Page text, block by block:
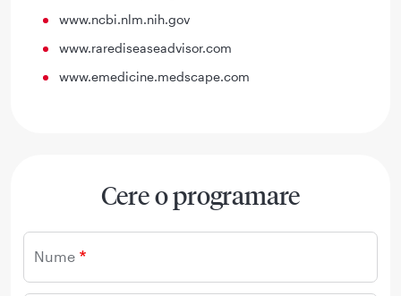
www.ncbi.nlm.nih.gov
www.rarediseaseadvisor.com
www.emedicine.medscape.com
Cere o programare
Nume